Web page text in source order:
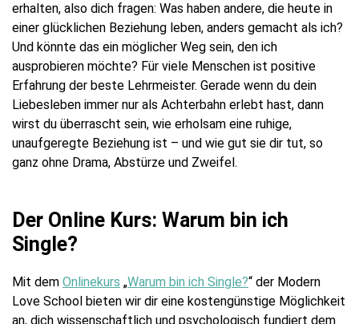
erhalten, also dich fragen: Was haben andere, die heute in
einer glücklichen Beziehung leben, anders gemacht als ich?
Und könnte das ein möglicher Weg sein, den ich
ausprobieren möchte? Für viele Menschen ist positive
Erfahrung der beste Lehrmeister. Gerade wenn du dein
Liebesleben immer nur als Achterbahn erlebt hast, dann
wirst du überrascht sein, wie erholsam eine ruhige,
unaufgeregte Beziehung ist – und wie gut sie dir tut, so
ganz ohne Drama, Abstürze und Zweifel.
Der Online Kurs: Warum bin ich
Single?
Mit dem Onlinekurs „Warum bin ich Single?“ der Modern
Love School bieten wir dir eine kostengünstige Möglichkeit
an, dich wissenschaftlich und psychologisch fundiert dem